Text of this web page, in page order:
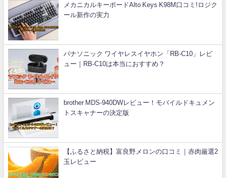
メカニカルキーボードAlto Keys K98M口コミ!ロジク
ール新作の実力
パナソニック ワイヤレスイヤホン「RB-C10」レビ
ュー｜RB-C10は本当におすすめ？
brother MDS-940DWレビュー！モバイルドキュメン
トスキャナーの決定版
【ふるさと納税】富良野メロンの口コミ｜赤肉厳選2
玉レビュー